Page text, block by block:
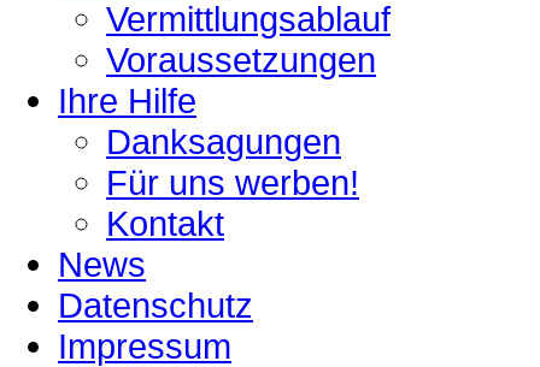
Vermittlungsablauf
Voraussetzungen
Ihre Hilfe
Danksagungen
Für uns werben!
Kontakt
News
Datenschutz
Impressum